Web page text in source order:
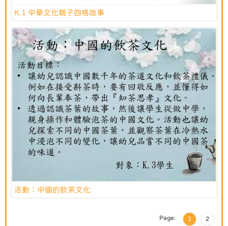
K.1 中華文化親子四格故事
活動︰中國的飲茶文化
Page: 1 2